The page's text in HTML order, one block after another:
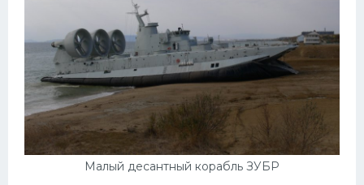
Малый десантный корабль ЗУБР